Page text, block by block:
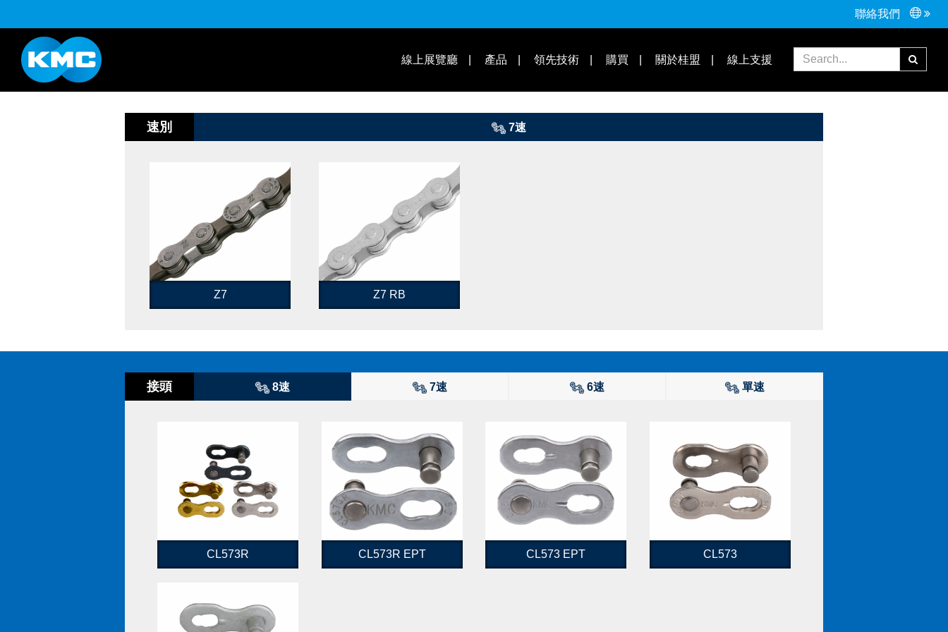
聯絡我們
線上支援
關於桂盟
購買
領先技術
產品
線上展覽廳
K系列 HL半目系列 適用車款
YouTube 操作教學 | 知識庫 常見問題 合作夥伴
速別 7速
Z7 Z7 RB
接頭 8速 7速 6速 單速
CL573R CL573R EPT CL573 EPT CL573